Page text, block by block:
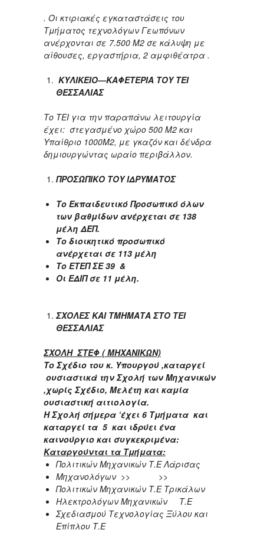
. Οι κτιριακές εγκαταστάσεις του
Τμήματος τεχνολόγων Γεωπόνων
ανέρχονται σε 7.500 Μ2 σε κάλυψη με
αίθουσες, εργαστήρια, 2 αμφιθέατρα .
ΚΥΛΙΚΕΙΟ—ΚΑΦΕΤΕΡΙΑ ΤΟΥ ΤΕΙ
ΘΕΣΣΑΛΙΑΣ
Το ΤΕΙ για την παραπάνω λειτουργία
έχει: στεγασμένο χώρο 500 Μ2 και
Υπαίθριο 1000Μ2, με γκαζόν και δένδρα
δημιουργώντας ωραίο περιβάλλον.
ΠΡΟΣΩΠΙΚΟ ΤΟΥ ΙΔΡΥΜΑΤΟΣ
Το Εκπαιδευτικό Προσωπικό όλων
των βαθμίδων ανέρχεται σε 138
μέλη ΔΕΠ.
Το διοικητικό προσωπικό
ανέρχεται σε 113 μέλη
Το ΕΤΕΠ ΣΕ 39 &
Οι ΕΔΙΠ σε 11 μέλη.
ΣΧΟΛΕΣ ΚΑΙ ΤΜΗΜΑΤΑ ΣΤΟ ΤΕΙ
ΘΕΣΣΑΛΙΑΣ
ΣΧΟΛΗ ΣΤΕΦ ( ΜΗΧΑΝΙΚΩΝ)
Το Σχέδιο του κ. Υπουργού ,καταργεί
ουσιαστικά την Σχολή των Μηχανικών
,χωρίς Σχέδιο, Μελέτη και καμία
ουσιαστική αιτιολογία.
Η Σχολή σήμερα ‘έχει 6 Τμήματα και
καταργεί τα 5 και ιδρύει ένα
καινούργιο και συγκεκριμένα:
Καταργούνται τα Τμήματα:
Πολιτικών Μηχανικών Τ.Ε Λάρισας
Μηχανολόγων >> >>
Πολιτικών Μηχανικών Τ.Ε Τρικάλων
Ηλεκτρολόγων Μηχανικών Τ.Ε
Σχεδιασμού Τεχνολογίας Ξύλου και
Επίπλου Τ.Ε